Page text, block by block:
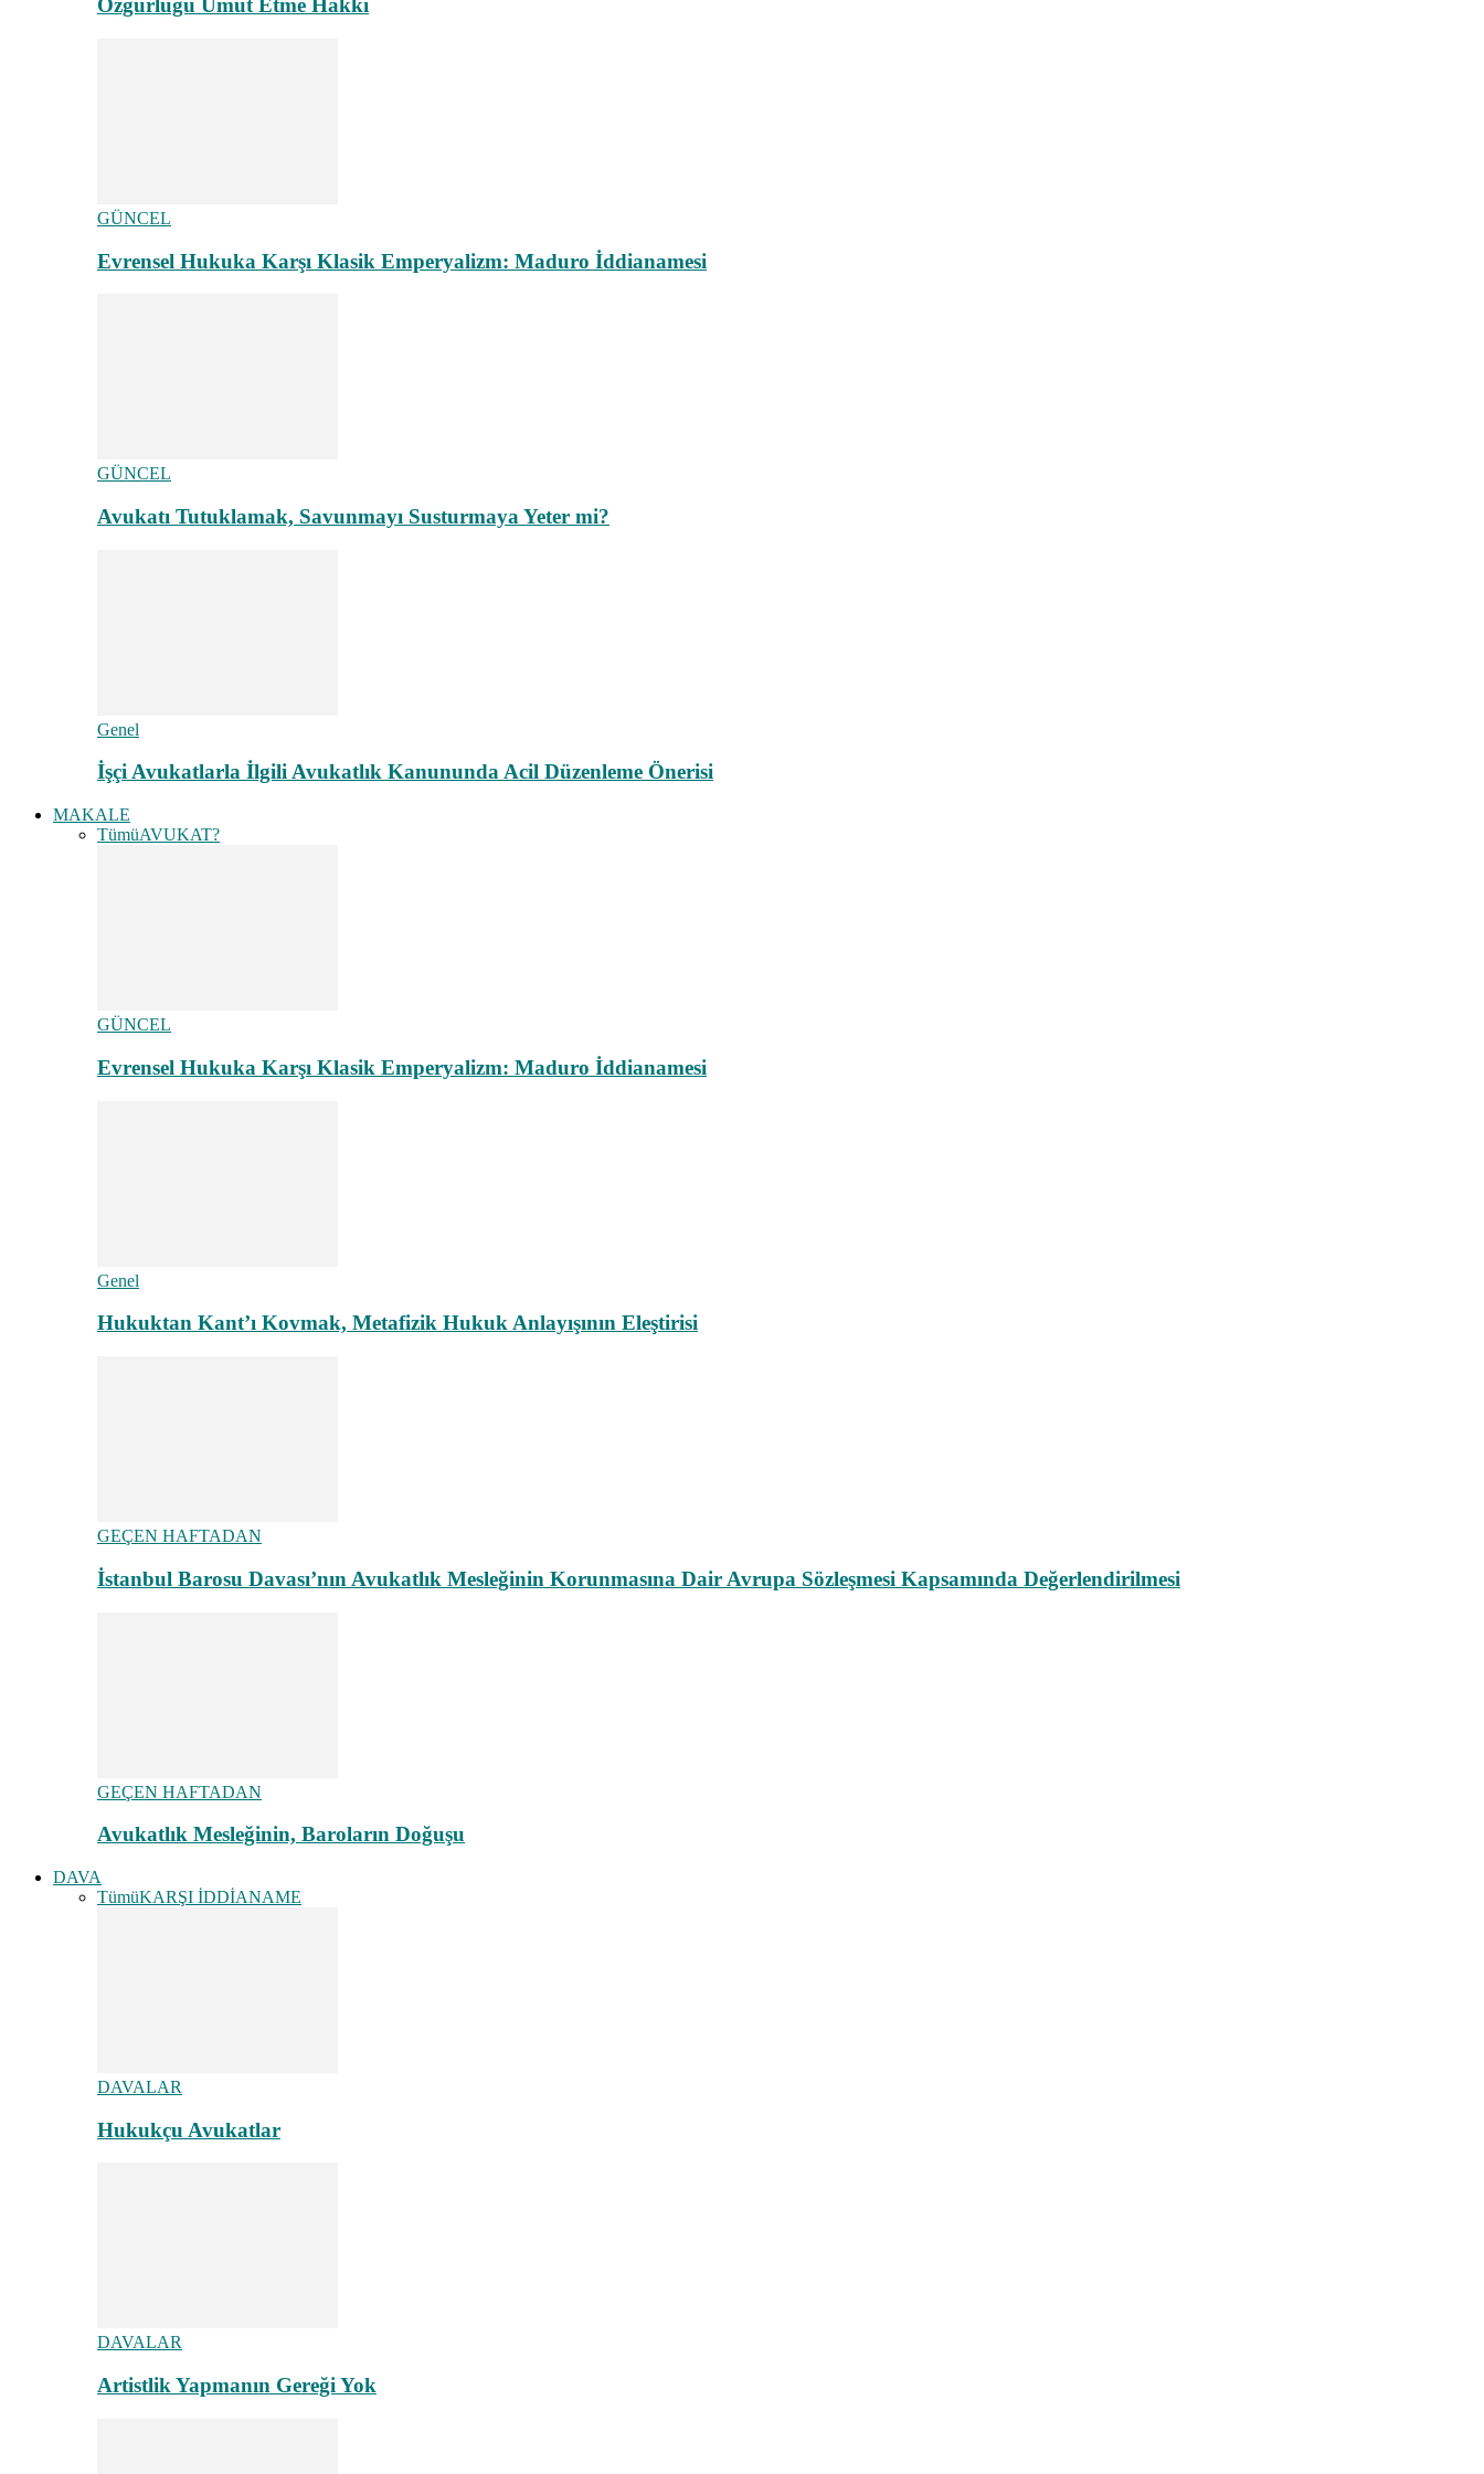
Özgürlüğü Umut Etme Hakkı
GÜNCEL
Evrensel Hukuka Karşı Klasik Emperyalizm: Maduro İddianamesi
GÜNCEL
Avukatı Tutuklamak, Savunmayı Susturmaya Yeter mi?
Genel
İşçi Avukatlarla İlgili Avukatlık Kanununda Acil Düzenleme Önerisi
MAKALE
TümüAVUKAT?
GÜNCEL
Evrensel Hukuka Karşı Klasik Emperyalizm: Maduro İddianamesi
Genel
Hukuktan Kant’ı Kovmak, Metafizik Hukuk Anlayışının Eleştirisi
GEÇEN HAFTADAN
İstanbul Barosu Davası’nın Avukatlık Mesleğinin Korunmasına Dair Avrupa Sözleşmesi Kapsamında Değerlendirilmesi
GEÇEN HAFTADAN
Avukatlık Mesleğinin, Baroların Doğuşu
DAVA
TümüKARŞI İDDİANAME
DAVALAR
Hukukçu Avukatlar
DAVALAR
Artistlik Yapmanın Gereği Yok